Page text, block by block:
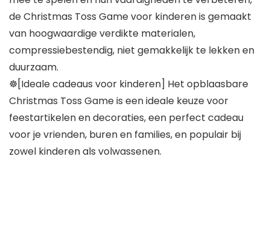
de Christmas Toss Game voor kinderen is gemaakt
van hoogwaardige verdikte materialen,
compressiebestendig, niet gemakkelijk te lekken en
duurzaam.
☸[Ideale cadeaus voor kinderen] Het opblaasbare
Christmas Toss Game is een ideale keuze voor
feestartikelen en decoraties, een perfect cadeau
voor je vrienden, buren en families, en populair bij
zowel kinderen als volwassenen.